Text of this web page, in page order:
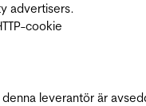
advertisers.
cookie
leverantör är